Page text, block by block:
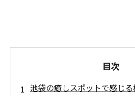
目次
池袋の癒しスポットで感じ